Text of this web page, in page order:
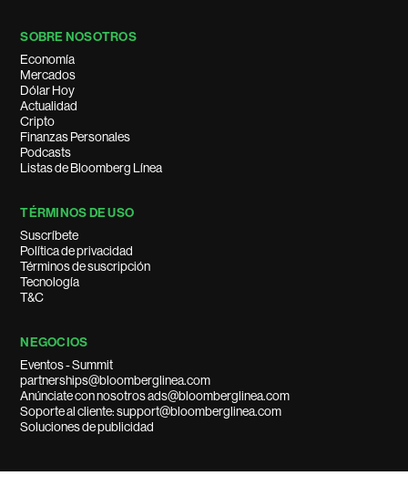
SOBRE NOSOTROS
Economía
Mercados
Dólar Hoy
Actualidad
Cripto
Finanzas Personales
Podcasts
Listas de Bloomberg Línea
TÉRMINOS DE USO
Suscríbete
Política de privacidad
Términos de suscripción
Tecnología
T&C
NEGOCIOS
Eventos - Summit
partnerships@bloomberglinea.com
Anúnciate con nosotros ads@bloomberglinea.com
Soporte al cliente: support@bloomberglinea.com
Soluciones de publicidad